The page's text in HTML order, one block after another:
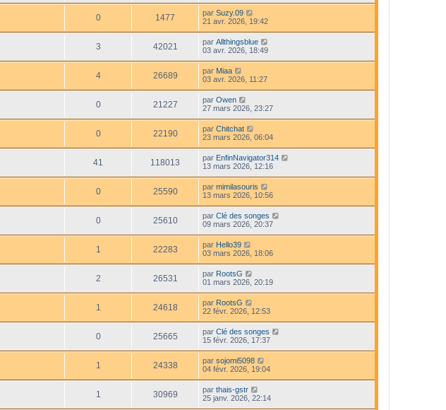
0 1477 par Suzy.09
21 avr. 2026, 19:42
3 42021 par Allthingsblue
03 avr. 2026, 18:49
4 26689 par Miaa
03 avr. 2026, 11:27
0 21227 par Owen
27 mars 2026, 23:27
0 22190 par Chitchat
23 mars 2026, 06:04
41 118013 par EnfinNavigator314
13 mars 2026, 12:16
0 25590 par mimilasouris
13 mars 2026, 10:56
0 25610 par Clé des songes
09 mars 2026, 20:37
1 22283 par Hello39
03 mars 2026, 18:06
2 26531 par RootsG
01 mars 2026, 20:19
1 24618 par RootsG
22 févr. 2026, 12:53
0 25665 par Clé des songes
15 févr. 2026, 17:37
1 24338 par sojomi5098
04 févr. 2026, 19:04
1 30969 par thais-gstr
25 janv. 2026, 22:14